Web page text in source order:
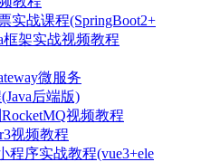
实战课程(SpringBoot2+
框架实战视频教程
微服务
后端版)
视频教程
视频教程
程序实战教程(vue3+ele